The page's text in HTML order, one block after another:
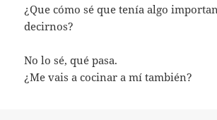
¿Que cómo sé que tenía algo
decirnos?
No lo sé, qué pasa.
¿Me vais a cocinar a mí también?